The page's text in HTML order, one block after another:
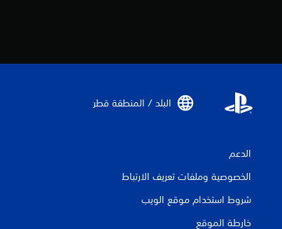
البلد / المنطقة قطر‏
الدعم
الخصوصية وملفات تعريف الارتباط
شروط استخدام موقع الويب
خارطة الموقع